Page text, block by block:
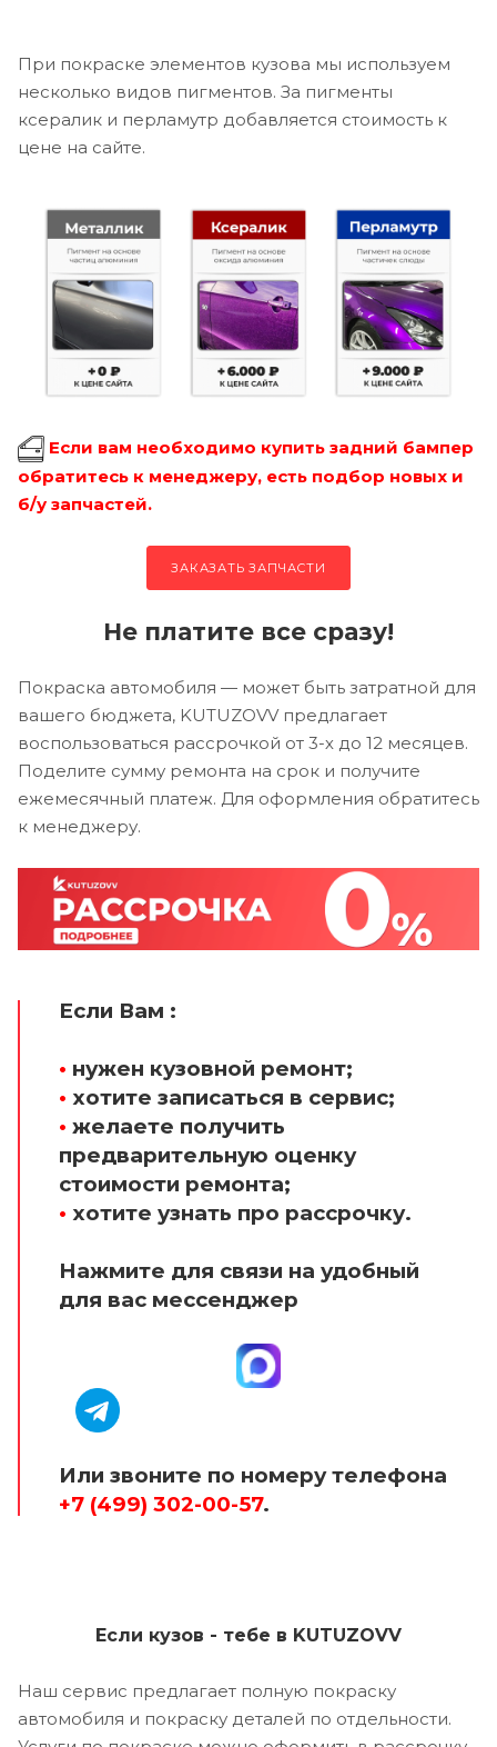
При покраске элементов кузова мы используем
несколько видов пигментов. За пигменты
ксералик и перламутр добавляется стоимость к
цене на сайте.
Если вам необходимо купить задний бампер
обратитесь к менеджеру, есть подбор новых и
б/у запчастей.
ЗАКАЗАТЬ ЗАПЧАСТИ
Не платите все сразу!
Покраска автомобиля — может быть затратной для
вашего бюджета, KUTUZOVV предлагает
воспользоваться рассрочкой от 3-х до 12 месяцев.
Поделите сумму ремонта на срок и получите
ежемесячный платеж. Для оформления обратитесь
к менеджеру.
Если Вам :
• нужен кузовной ремонт;
• хотите записаться в сервис;
• желаете получить
предварительную оценку
стоимости ремонта;
• хотите узнать про рассрочку.
Нажмите для связи на удобный
для вас мессенджер
Или звоните по номеру телефона
+7 (499) 302-00-57.
Если кузов - тебе в KUTUZOVV
Наш сервис предлагает полную покраску
автомобиля и покраску деталей по отдельности.